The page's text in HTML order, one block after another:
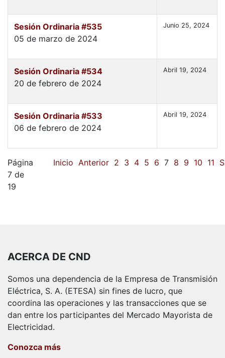
Sesión Ordinaria #535
05 de marzo de 2024
Junio 25, 2024
Sesión Ordinaria #534
20 de febrero de 2024
Abril 19, 2024
Sesión Ordinaria #533
06 de febrero de 2024
Abril 19, 2024
Página
7 de
19
Inicio Anterior 2 3 4 5 6 7 8 9 10 11
ACERCA DE CND
Somos una dependencia de la Empresa de Transmisión
Eléctrica, S. A. (ETESA) sin fines de lucro, que
coordina las operaciones y las transacciones que se
dan entre los participantes del Mercado Mayorista de
Electricidad.
Conozca más